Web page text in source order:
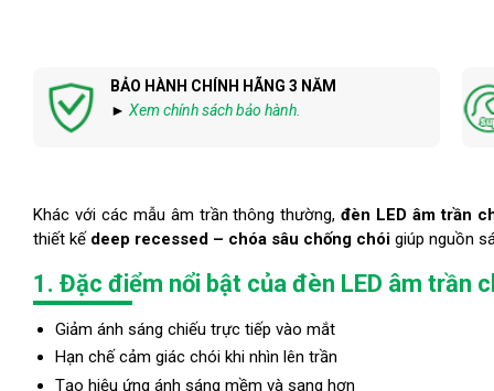
BẢO HÀNH CHÍNH HÃNG 3 NĂM
► Xem chính sách bảo hành.
Khác với các mẫu âm trần thông thường,đèn LED âm trần
thiết kế deep recessed – chóa sâu chống chói giúp nguồn
1. Đặc điểm nổi bật của đèn LED âm trần
Giảm ánh sáng chiếu trực tiếp vào mắt
Hạn chế cảm giác chói khi nhìn lên trần
Tạo hiệu ứng ánh sáng mềm và sang hơn